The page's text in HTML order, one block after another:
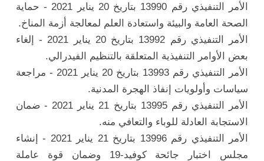
الأمر التنفيذي رقم 13990 بتاريخ 20 يناير 2021 - حماية
الصحة العامة والبيئة واستعادة العلم لمعالجة أزمة المناخ.
الأمر التنفيذي رقم 13992 بتاريخ 20 يناير 2021 - إلغاء
بعض الأوامر التنفيذية المتعلقة بالتنظيم الفيدرالي.
الأمر التنفيذي رقم 13993 بتاريخ 20 يناير 2021 - مراجعة
سياسات وأولويات إنفاذ الهجرة المدنية.
الأمر التنفيذي رقم 13995 بتاريخ 21 يناير 2021 - ضمان
الاستجابة العادلة للوباء والتعافي منه.
الأمر التنفيذي رقم 13996 بتاريخ 21 يناير 2021 - إنشاء
مجلس اختبار جائحة كوفيد-19 وضمان قوة عاملة